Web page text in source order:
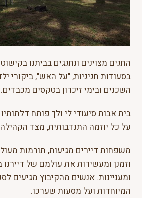
החגים מצוינים ונחגגים בביתנו
בסעודות חגיגיות, "על האש", ביקורי
השכנים ובימי זיכרון בטקסים מכבדים.
בית אבות סיעודי לי ולך פותח
על כל יוזמה התנדבותית, מצד
משפחות דיירים מגיעות, תורמות
וזמנן ומעשירות את עולמם של דיירנו
ומעניינות. אנשים מהקיבוץ מגיעים
המיוחדות ועל מסעות שערכו.